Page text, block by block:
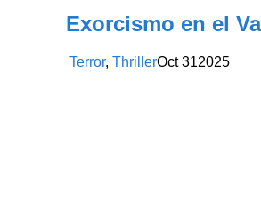
Exorcismo en el
Terror,ThrillerOct 312025